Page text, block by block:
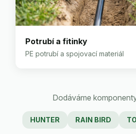
Potrubí a fitinky
PE potrubí a spojovací materiál
Dodáváme
HUNTER RAIN BIRD